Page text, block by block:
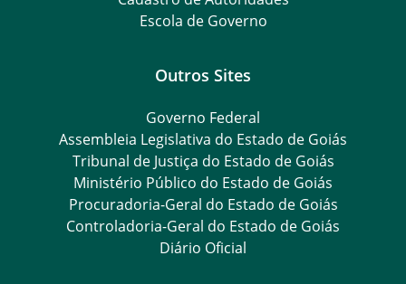
Escola de Governo
Outros Sites
Governo Federal
Assembleia Legislativa do Estado de Goiás
Tribunal de Justiça do Estado de Goiás
Ministério Público do Estado de Goiás
Procuradoria-Geral do Estado de Goiás
Controladoria-Geral do Estado de Goiás
Diário Oficial